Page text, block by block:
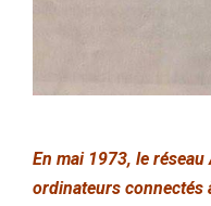
En mai 1973, le
ordinateurs connectés